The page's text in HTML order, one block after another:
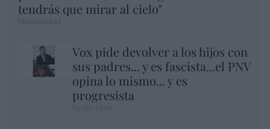
tendrás que mirar al cielo"
Vox pide devolver a los hijos con
sus padres... y es fascista...el PNV
opina lo mismo... y es
progresista